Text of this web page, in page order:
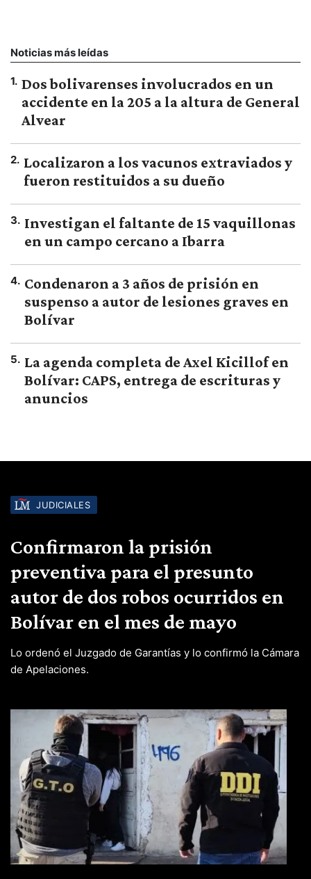
Noticias más leídas
1. Dos bolivarenses involucrados en un
accidente en la 205 a la altura de General
Alvear
2. Localizaron a los vacunos extraviados y
fueron restituidos a su dueño
3. Investigan el faltante de 15 vaquillonas
en un campo cercano a Ibarra
4. Condenaron a 3 años de prisión en
suspenso a autor de lesiones graves en
Bolívar
5. La agenda completa de Axel Kicillof en
Bolívar: CAPS, entrega de escrituras y
anuncios
JUDICIALES
Confirmaron la prisión
preventiva para el presunto
autor de dos robos ocurridos en
Bolívar en el mes de mayo
Lo ordenó el Juzgado de Garantías y lo confirmó la Cámara
de Apelaciones.